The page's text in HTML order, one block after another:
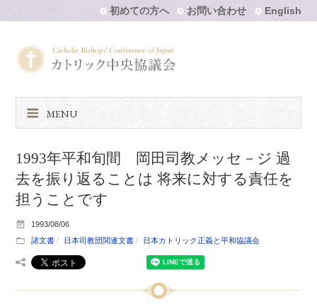
初めての方へ お問い合わせ English
MENU
1993年平和旬間 岡田司教メッセ－ジ 過
去を振り返ることは 将来に対する責任を
担うことです
1993/08/06
諸文書
日本司教団関連文書 日本カトリック正義と平和協議会